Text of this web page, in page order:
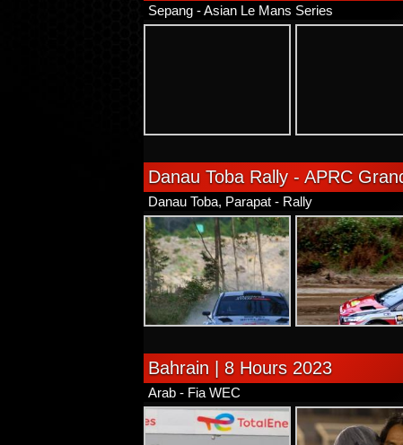
Sepang - Asian Le Mans Series
Danau Toba Rally - APRC
Danau Toba, Parapat - Rally
Bahrain | 8 Hours 2023
Arab - Fia WEC